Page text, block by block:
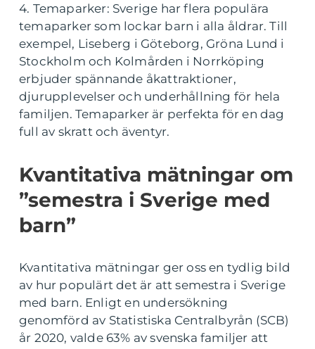
4. Temaparker: Sverige har flera populära
temaparker som lockar barn i alla åldrar. Till
exempel, Liseberg i Göteborg, Gröna Lund i
Stockholm och Kolmården i Norrköping
erbjuder spännande åkattraktioner,
djurupplevelser och underhållning för hela
familjen. Temaparker är perfekta för en dag
full av skratt och äventyr.
Kvantitativa mätningar om
”semestra i Sverige med
barn”
Kvantitativa mätningar ger oss en tydlig bild
av hur populärt det är att semestra i Sverige
med barn. Enligt en undersökning
genomförd av Statistiska Centralbyrån (SCB)
år 2020, valde 63% av svenska familjer att